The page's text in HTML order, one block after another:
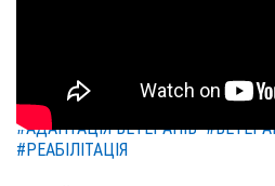
#АДАПТАЦІЯ ВЕТЕРАНІВ
#РЕАБІЛІТАЦІЯ